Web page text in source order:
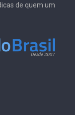
de quem um